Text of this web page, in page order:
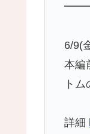
6/9(
本編
ト
詳細